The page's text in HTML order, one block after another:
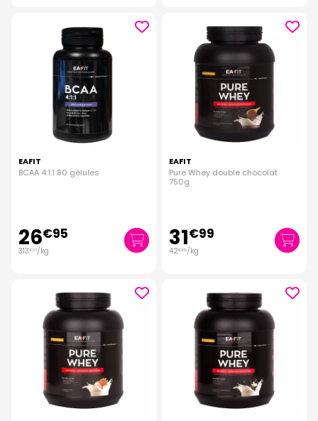
EAFIT
BCAA 4:1:1 80 gélules
26€95
313€37/kg
EAFIT
Pure Whey double chocolat
750g
31€99
42€65/kg